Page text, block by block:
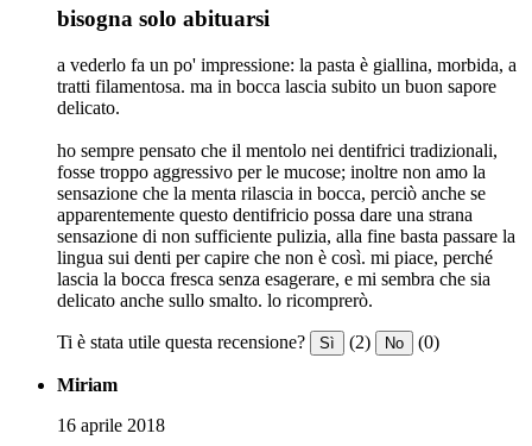
bisogna solo abituarsi
a vederlo fa un po' impressione: la pasta è giallina, morbida, a
tratti filamentosa. ma in bocca lascia subito un buon sapore
delicato.
ho sempre pensato che il mentolo nei dentifrici tradizionali,
fosse troppo aggressivo per le mucose; inoltre non amo la
sensazione che la menta rilascia in bocca, perciò anche se
apparentemente questo dentifricio possa dare una strana
sensazione di non sufficiente pulizia, alla fine basta passare la
lingua sui denti per capire che non è così. mi piace, perché
lascia la bocca fresca senza esagerare, e mi sembra che sia
delicato anche sullo smalto. lo ricomprerò.
Ti è stata utile questa recensione? Sì (2) No (0)
Miriam
16 aprile 2018